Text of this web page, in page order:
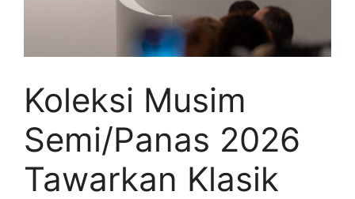
Koleksi Musim
Semi/Panas 2026
Tawarkan Klasik